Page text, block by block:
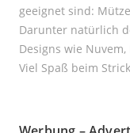
geeignet sind:
Darunter natürlich
Designs wie
Viel Spaß beim